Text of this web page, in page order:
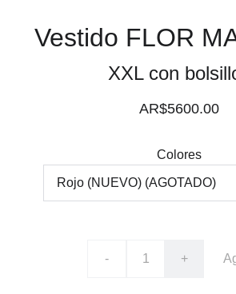
Vestido FLOR
XXL con
AR$5600.00
Colores
- +